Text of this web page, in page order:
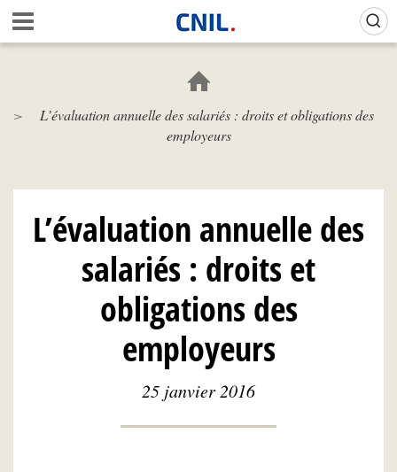
Aller
au
contenu
c
i
N
L
L’évaluation annuelle des salariés : droits et obligations des
employeurs
L’évaluation annuelle des
salariés : droits et
obligations des
employeurs
25 janvier 2016
Gestion de vos préférences sur les cookies (témoins de connexion)